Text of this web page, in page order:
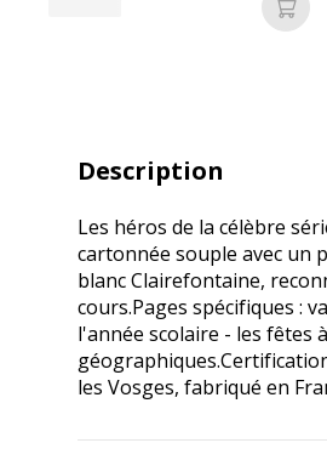
Description
Les héros de la célèbre
cartonnée souple avec un
blanc Clairefontaine,
cours.Pages spécifiques :
l'année scolaire - les fêtes
les Vosges, fabriqué en